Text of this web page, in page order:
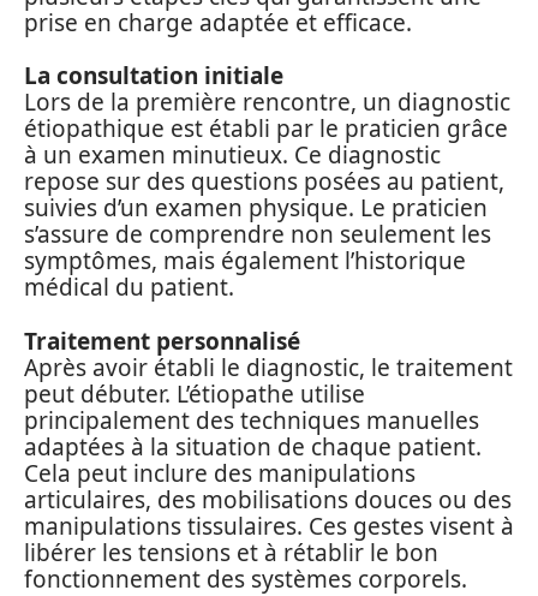
prise en charge adaptée et efficace.
La consultation initiale
Lors de la première rencontre, un diagnostic
étiopathique est établi par le praticien grâce
à un examen minutieux. Ce diagnostic
repose sur des questions posées au patient,
suivies d’un examen physique. Le praticien
s’assure de comprendre non seulement les
symptômes, mais également l’historique
médical du patient.
Traitement personnalisé
Après avoir établi le diagnostic, le traitement
peut débuter. L’étiopathe utilise
principalement des techniques manuelles
adaptées à la situation de chaque patient.
Cela peut inclure des manipulations
articulaires, des mobilisations douces ou des
manipulations tissulaires. Ces gestes visent à
libérer les tensions et à rétablir le bon
fonctionnement des systèmes corporels.